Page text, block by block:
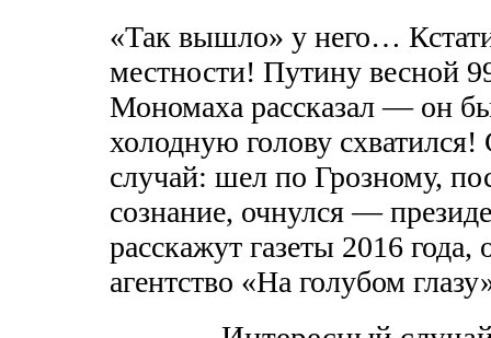
«Так вышло» у него…
местности! Путину весной
Мономаха рассказал — он
холодную голову
случай: шел по Грозному,
сознание, очнулся —
расскажут газеты 2016
агентство «На голубом